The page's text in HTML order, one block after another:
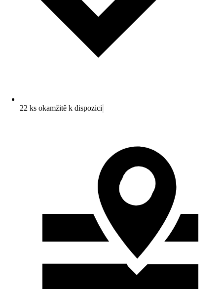
22 ks okamžitě k dispozici